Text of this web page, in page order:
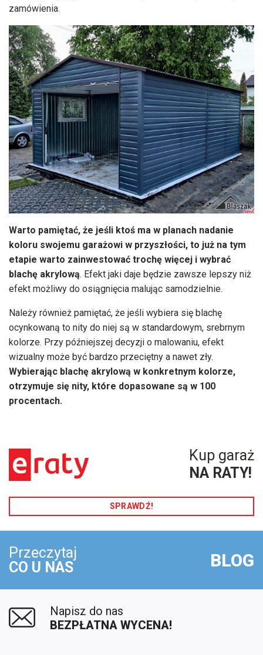
zamówienia.
Warto pamiętać, że jeśli ktoś ma w planach nadanie
koloru swojemu garażowi w przyszłości, to już na tym
etapie warto zainwestować trochę więcej i wybrać
blachę akrylową. Efekt jaki daje będzie zawsze lepszy niż
efekt możliwy do osiągnięcia malując samodzielnie.
Należy również pamiętać, że jeśli wybiera się blachę
ocynkowaną to nity do niej są w standardowym, srebrnym
kolorze. Przy późniejszej decyzji o malowaniu, efekt
wizualny może być bardzo przeciętny a nawet zły.
Wybierając blachę akrylową w konkretnym kolorze,
otrzymuje się nity, które dopasowane są w 100
procentach.
Kup garaż
NA RATY!
SPRAWDŹ!
Przeczytaj
CO U NAS
BLOG
Napisz do nas
BEZPŁATNA WYCENA!